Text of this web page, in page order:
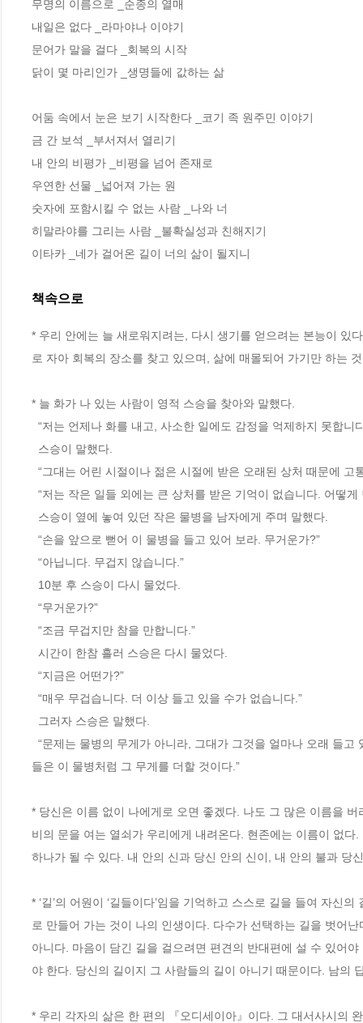
무명의 이름으로 _순종의 열매
내일은 없다 _라마야나 이야기
문어가 말을 걸다 _회복의 시작
닭이 몇 마리인가 _생명들에 값하는 삶
어둠 속에서 눈은 보기 시작한다 _코기 족 원주민 이야기
금 간 보석 _부서져서 열리기
내 안의 비평가 _비평을 넘어 존재로
우연한 선물 _넓어져 가는 원
숫자에 포함시킬 수 없는 사람 _나와 너
히말라야를 그리는 사람 _불확실성과 친해지기
이타카 _네가 걸어온 길이 너의 삶이 될지니
책속으로
* 우리 안에는 늘 새로워지려는, 다시 생기를 얻으려는 본능이 있
로 자아 회복의 장소를 찾고 있으며, 삶에 매몰되어 가기만 하는
* 늘 화가 나 있는 사람이 영적 스승을 찾아와 말했다.
“저는 언제나 화를 내고, 사소한 일에도 감정을 억제하지 못합
  스승이 말했다.
“그대는 어린 시절이나 젊은 시절에 받은 오래된 상처 때문에
“저는 작은 일들 외에는 큰 상처를 받은 기억이 없습니다. 어떻
  스승이 옆에 놓여 있던 작은 물병을 남자에게 주며 말했다.
  “손을 앞으로 뻗어 이 물병을 들고 있어 보라. 무거운가?”
  “아닙니다. 무겁지 않습니다.”
  10분 후 스승이 다시 물었다.
  “무거운가?”
  “조금 무겁지만 참을 만합니다.”
  시간이 한참 흘러 스승은 다시 물었다.
  “지금은 어떤가?”
  “매우 무겁습니다. 더 이상 들고 있을 수가 없습니다.”
  그러자 스승은 말했다.
들은 이 물병처럼 그 무게를 더할 것이다.”
* 당신은 이름 없이 나에게로 오면 좋겠다. 나도 그 많은 이름을
비의 문을 여는 열쇠가 우리에게 내려온다. 현존에는 이름이 없
하나가 될 수 있다. 내 안의 신과 당신 안의 신이, 내 안의 불과
* ‘길’의 어원이 ‘길들이다’임을 기억하고 스스로 길을 들여 자신
로 만들어 가는 것이 나의 인생이다. 다수가 선택하는 길을 벗어
아니다. 마음이 담긴 길을 걸으려면 편견의 반대편에 설 수 있어
야 한다. 당신의 길이지 그 사람들의 길이 아니기 때문이다. 남의
* 우리 각자의 삶은 한 편의 『오디세이아』이다. 그 대서사시의